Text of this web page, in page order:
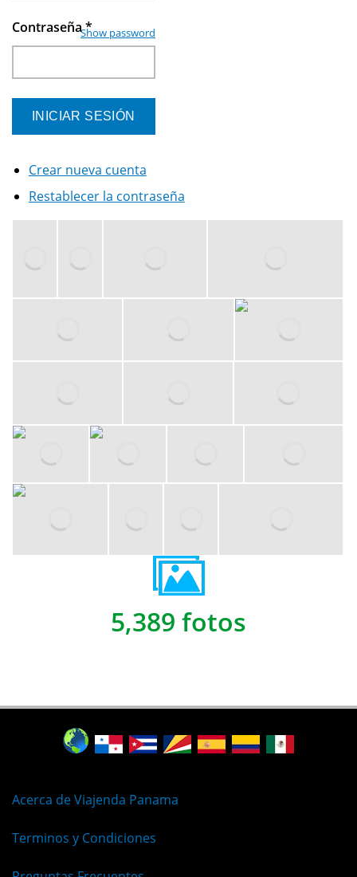
Contraseña*
Show password
Crear nueva cuenta
Restablecer la contraseña
5,389 fotos
Acerca de Viajenda Panama
Terminos y Condiciones